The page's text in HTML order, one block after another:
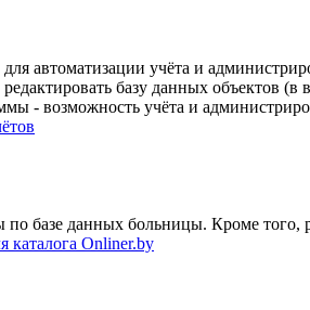
автоматизации учёта и
базу данных объектов
- возможность учёта и
по базе данных больницы. Кроме того,
каталога Onliner.by